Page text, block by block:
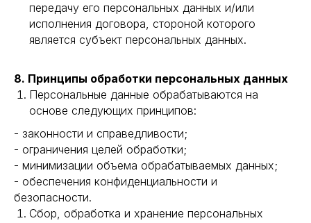
передачу его персональных данных и/или
исполнения договора, стороной которого
является субъект персональных данных.
8. Принципы обработки персональных данных
Персональные данные обрабатываются на
основе следующих принципов:
- законности и справедливости;
- ограничения целей обработки;
- минимизации объема обрабатываемых данных;
- обеспечения конфиденциальности и
безопасности.
Сбор, обработка и хранение персональных